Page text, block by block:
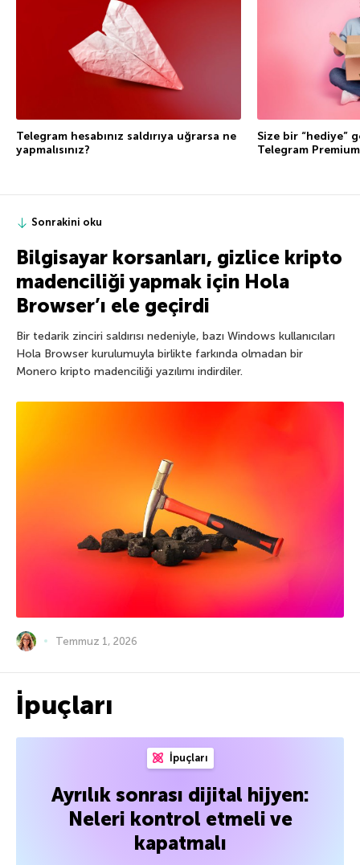
Telegram hesabınız saldırıya uğrarsa ne
yapmalısınız?
Size bir “hediye”
Telegram
Sonrakini oku
Bilgisayar korsanları, gizlice kripto
madenciliği yapmak için Hola
Browser’ı ele geçirdi
Bir tedarik zinciri saldırısı nedeniyle, bazı Windows kullanıcıları
Hola Browser kurulumuyla birlikte farkında olmadan bir
Monero kripto madenciliği yazılımı indirdiler.
Temmuz 1, 2026
İpuçları
İpuçları
Ayrılık sonrası dijital hijyen:
Neleri kontrol etmeli ve
kapatmalı